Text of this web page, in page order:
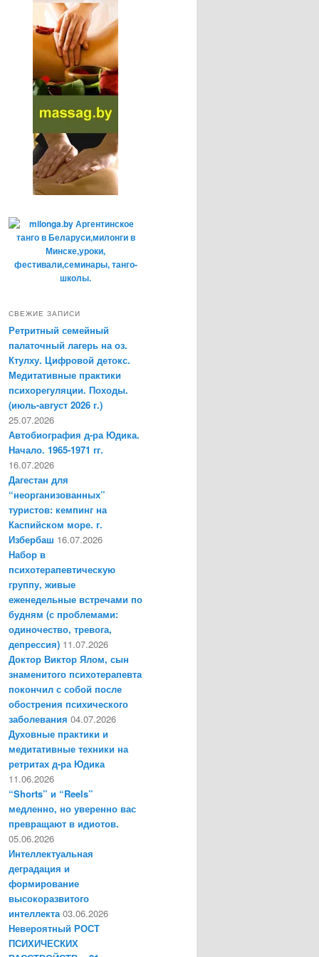
СВЕЖИЕ ЗАПИСИ
Ретритный семейный
палаточный лагерь на оз.
Ктулху. Цифровой детокс.
Медитативные практики
психорегуляции. Походы.
(июль-август 2026 г.)
25.07.2026
Автобиография д-ра Юдика.
Начало. 1965-1971 гг.
16.07.2026
Дагестан для
“неорганизованных”
туристов: кемпинг на
Каспийском море. г.
Избербаш 16.07.2026
Набор в
психотерапевтическую
группу, живые
еженедельные встречами по
будням (с проблемами:
одиночество, тревога,
депрессия) 11.07.2026
Доктор Виктор Ялом, сын
знаменитого психотерапевта
покончил с собой после
обострения психического
заболевания 04.07.2026
Духовные практики и
медитативные техники на
ретритах д-ра Юдика
11.06.2026
“Shorts” и “Reels”
медленно, но уверенно вас
превращают в идиотов.
05.06.2026
Интеллектуальная
деградация и
формирование
высокоразвитого
интеллекта 03.06.2026
Невероятный РОСТ
ПСИХИЧЕСКИХ